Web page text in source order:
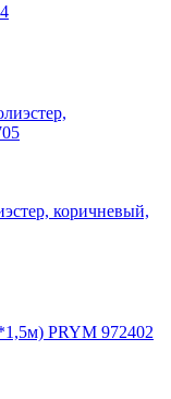
коричневый,